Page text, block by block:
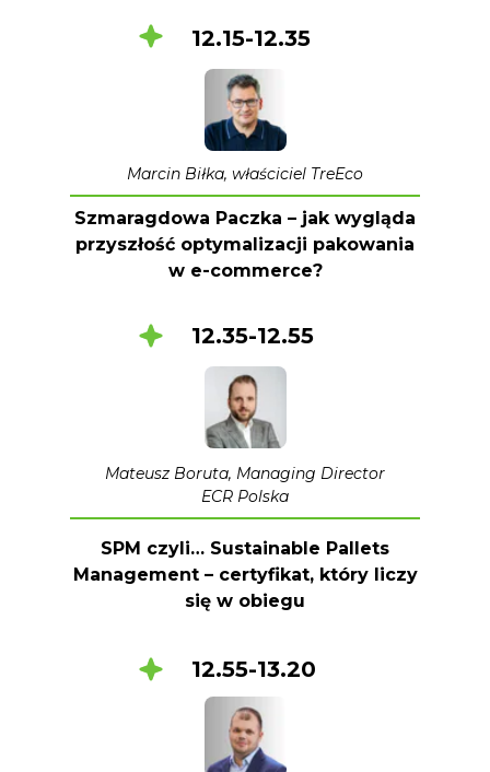
12.15-12.35
Marcin Biłka, właściciel TreEco
Szmaragdowa Paczka – jak wygląda
przyszłość optymalizacji pakowania
w e-commerce?
12.35-12.55
Mateusz Boruta, Managing Director
ECR Polska
SPM czyli… Sustainable Pallets
Management – certyfikat, który liczy
się w obiegu
12.55-13.20